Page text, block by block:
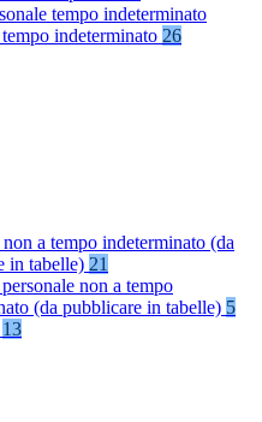
tempo indeterminato
indeterminato 26
non a tempo indeterminato (da
in tabelle) 21
non a tempo
(da pubblicare in tabelle) 5
13